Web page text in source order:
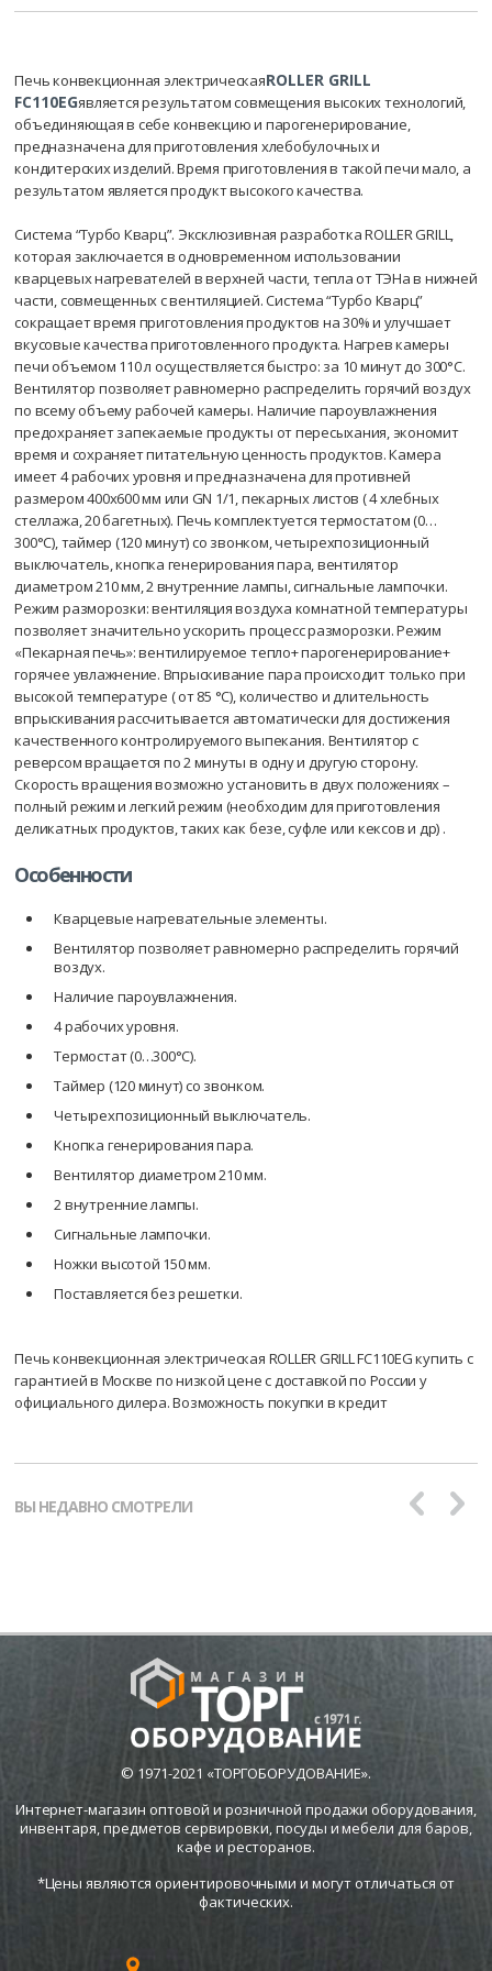
Печь конвекционная электрическаяROLLER GRILL
FC110EGявляется результатом совмещения высоких технологий,
объединяющая в себе конвекцию и парогенерирование,
предназначена для приготовления хлебобулочных и
кондитерских изделий. Время приготовления в такой печи мало, а
результатом является продукт высокого качества.
Система “Турбо Кварц”. Эксклюзивная разработка ROLLER GRILL,
которая заключается в одновременном использовании
кварцевых нагревателей в верхней части, тепла от ТЭНа в нижней
части, совмещенных с вентиляцией. Система “Турбо Кварц”
сокращает время приготовления продуктов на 30% и улучшает
вкусовые качества приготовленного продукта. Нагрев камеры
печи объемом 110 л осуществляется быстро: за 10 минут до 300°С.
Вентилятор позволяет равномерно распределить горячий воздух
по всему объему рабочей камеры. Наличие пароувлажнения
предохраняет запекаемые продукты от пересыхания, экономит
время и сохраняет питательную ценность продуктов. Камера
имеет 4 рабочих уровня и предназначена для противней
размером 400х600 мм или GN 1/1, пекарных листов ( 4 хлебных
стеллажа, 20 багетных). Печь комплектуется термостатом (0…
300°С), таймер (120 минут) со звонком, четырехпозиционный
выключатель, кнопка генерирования пара, вентилятор
диаметром 210 мм, 2 внутренние лампы, сигнальные лампочки.
Режим разморозки: вентиляция воздуха комнатной температуры
позволяет значительно ускорить процесс разморозки. Режим
«Пекарная печь»: вентилируемое тепло+ парогенерирование+
горячее увлажнение. Впрыскивание пара происходит только при
высокой температуре ( от 85 °С), количество и длительность
впрыскивания рассчитывается автоматически для достижения
качественного контролируемого выпекания. Вентилятор с
реверсом вращается по 2 минуты в одну и другую сторону.
Скорость вращения возможно установить в двух положениях –
полный режим и легкий режим (необходим для приготовления
деликатных продуктов, таких как безе, суфле или кексов и др) .
Особенности
Кварцевые нагревательные элементы.
Вентилятор позволяет равномерно распределить горячий
воздух.
Наличие пароувлажнения.
4 рабочих уровня.
Термостат (0…300°С).
Таймер (120 минут) со звонком.
Четырехпозиционный выключатель.
Кнопка генерирования пара.
Вентилятор диаметром 210 мм.
2 внутренние лампы.
Сигнальные лампочки.
Ножки высотой 150 мм.
Поставляется без решетки.
Печь конвекционная электрическая ROLLER GRILL FC110EG купить с
гарантией в Москве по низкой цене с доставкой по России у
официального дилера. Возможность покупки в кредит
ВЫ НЕДАВНО СМОТРЕЛИ
© 1971-2021 «ТОРГОБОРУДОВАНИЕ».
Интернет-магазин оптовой и розничной продажи оборудования,
инвентаря, предметов сервировки, посуды и мебели для баров,
кафе и ресторанов.
*Цены являются ориентировочными и могут отличаться от
фактических.